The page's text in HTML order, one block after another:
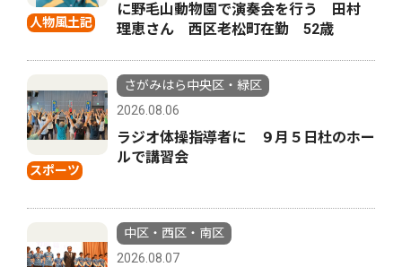
人物風土記
に野毛山動物園で演奏会を行う 田村
理恵さん 西区老松町在勤 52歳
スポーツ
さがみはら中央区・緑区
2026.08.06
ラジオ体操指導者に ９月５日杜のホー
ルで講習会
中区・西区・南区
2026.08.07